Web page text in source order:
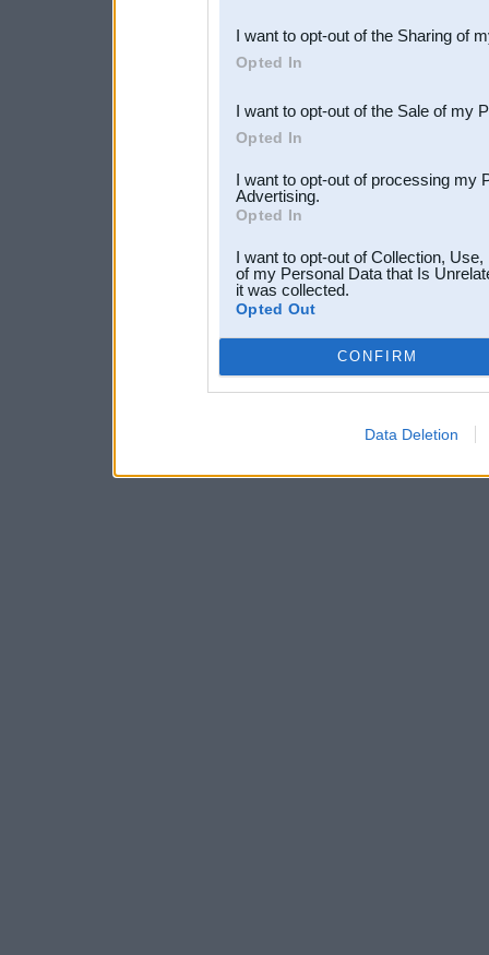
Downstream Participants
third parties.
I want to opt-out of the Sharing of
Opted In
I want to opt-out of the Sale of my
Opted In
I want to opt-out of processing my
Advertising.
Opted In
I want to opt-out of Collection,
of my Personal Data that Is
it was collected.
Opted Out
CONFIRM
Data Deletion